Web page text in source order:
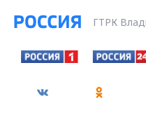
ГТРК